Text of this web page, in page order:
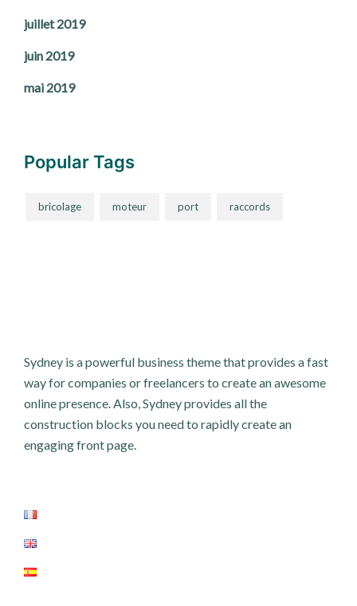
juillet 2019
juin 2019
mai 2019
Popular Tags
bricolage moteur port raccords
Sydney is a powerful business theme that provides a fast
way for companies or freelancers to create an awesome
online presence. Also, Sydney provides all the
construction blocks you need to rapidly create an
engaging front page.